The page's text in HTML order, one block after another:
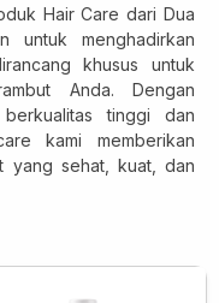
Hair Care dari Dua
untuk menghadirkan
khusus untuk
Anda. Dengan
berkualitas tinggi dan
kami memberikan
yang sehat, kuat, dan